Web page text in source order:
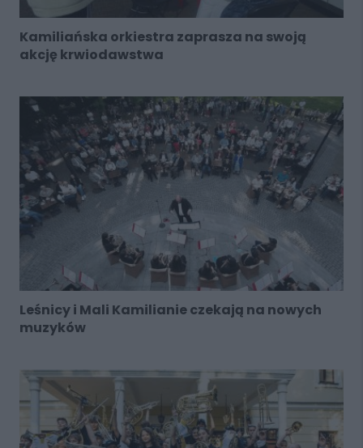
Kamiliańska orkiestra zaprasza na swoją
akcję krwiodawstwa
Leśnicy i Mali Kamilianie czekają na nowych
muzyków